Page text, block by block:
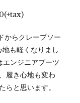
からクレープソー
も軽くなりまし
ンジニアブーツ
履き心地も変わ
らと思います。